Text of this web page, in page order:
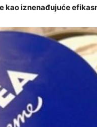
kao iznenađujuće